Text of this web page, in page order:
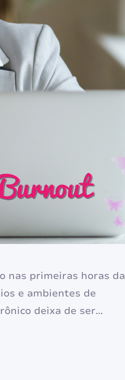
nas primeiras horas da
e ambientes de
deixa de ser
simples,